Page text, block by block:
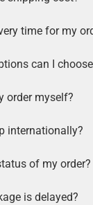
time for my
can I
order myself?
internationally?
of my order?
is delayed?